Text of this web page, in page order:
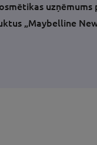
„Maybelline